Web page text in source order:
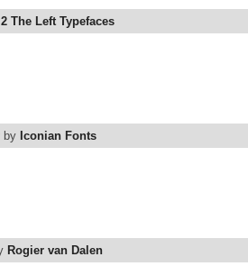
2 The Left Typefaces
by Iconian Fonts
Rogier van Dalen